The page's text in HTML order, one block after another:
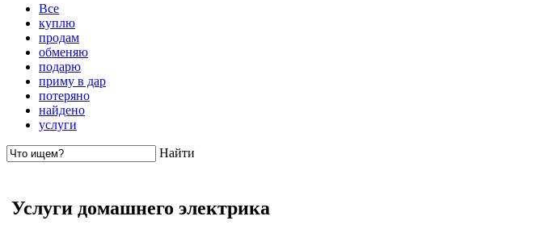
Все
куплю
продам
обменяю
подарю
приму в дар
потеряно
найдено
услуги
Найти
Услуги домашнего электрика